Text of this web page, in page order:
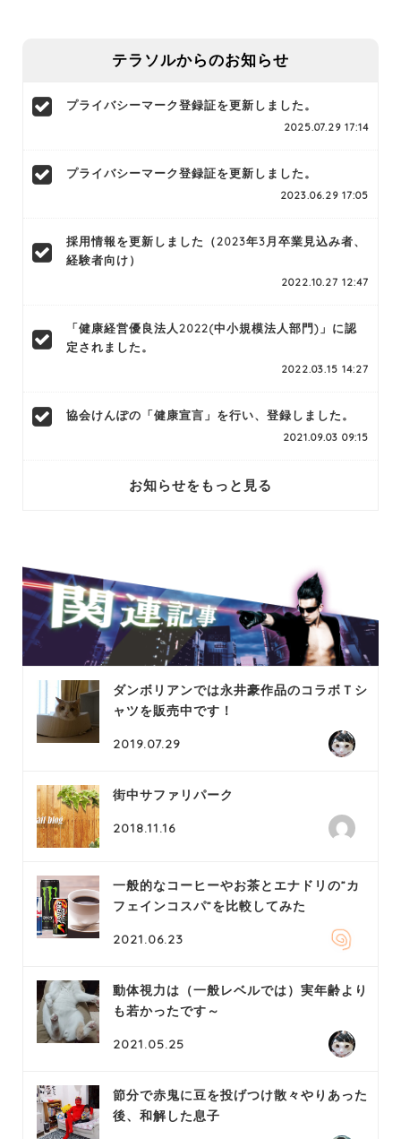
テラソルからのお知らせ
プライバシーマーク登録証を更新しました。
2025.07.29 17:14
プライバシーマーク登録証を更新しました。
2023.06.29 17:05
採用情報を更新しました（2023年3月卒業見込み者、
経験者向け）
2022.10.27 12:47
「健康経営優良法人2022(中小規模法人部門)」に認
定されました。
2022.03.15 14:27
協会けんぽの「健康宣言」を行い、登録しました。
2021.09.03 09:15
お知らせをもっと見る
ダンボリアンでは永井豪作品のコラボＴシ
ャツを販売中です！
2019.07.29
街中サファリパーク
2018.11.16
一般的なコーヒーやお茶とエナドリの”カ
フェインコスパ”を比較してみた
2021.06.23
動体視力は（一般レベルでは）実年齢より
も若かったです～
2021.05.25
節分で赤鬼に豆を投げつけ散々やりあった
後、和解した息子